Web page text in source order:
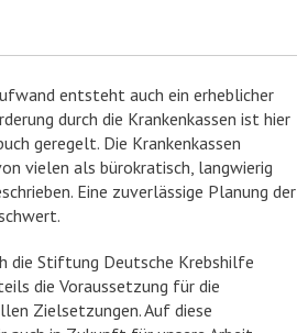
entsteht auch ein erheblicher
durch die Krankenkassen ist hier
geregelt. Die Krankenkassen
vielen als bürokratisch, langwierig
Eine zuverlässige Planung der
die Stiftung Deutsche Krebshilfe
die Voraussetzung für die
Zielsetzungen. Auf diese